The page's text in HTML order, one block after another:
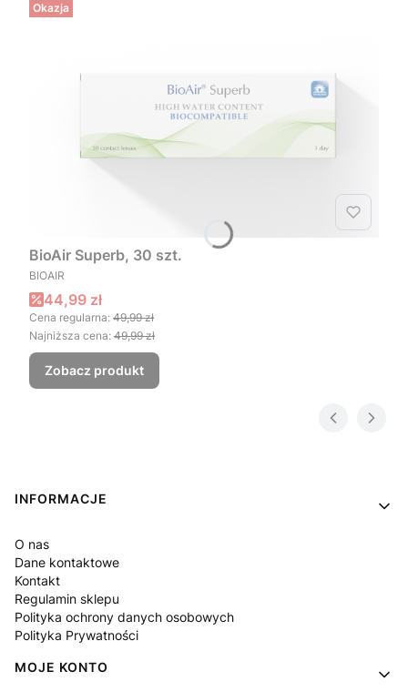
Okazja
BioAir Superb, 30 szt.
PRODUCENT
BIOAIR
Cena promocyjna
44,99 zł
Cena regularna: 49,99 zł
Najniższa cena: 49,99 zł
Zobacz produkt
Linki w stopce
INFORMACJE
O nas
Dane kontaktowe
Kontakt
Regulamin sklepu
Polityka ochrony danych osobowych
Polityka Prywatności
MOJE KONTO